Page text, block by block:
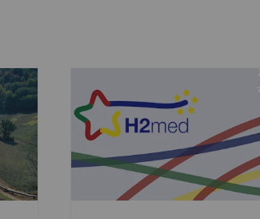
et bas carbone